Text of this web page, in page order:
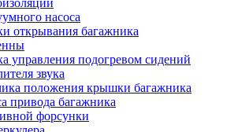
насоса
открывания багажника
управления подогревом сидений
звука
положения крышки багажника
привода багажника
форсунки